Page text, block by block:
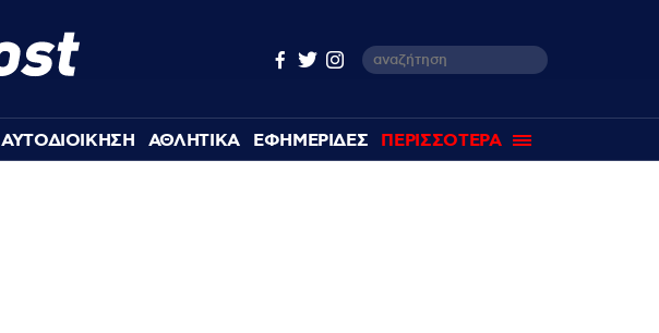
ΑΥΤΟΔΙΟΙΚΗΣΗ ΑΘΛΗΤΙΚΑ ΕΦΗΜΕΡΙΔΕΣ ΠΕΡΙΣΣΟΤΕΡΑ